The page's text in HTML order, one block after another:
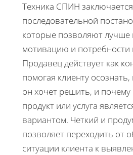
Техника СПИН
последовательной
которые позволяют лучше
мотивацию и потребности
Продавец действует как
помогая клиенту
он хочет решить, и
продукт или услуга
вариантом. Четкий и
позволяет переходить от
ситуации клиента к